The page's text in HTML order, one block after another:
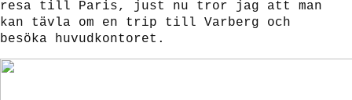
resa till Paris, just nu tror jag att man
kan tävla om en trip till Varberg och
besöka huvudkontoret.